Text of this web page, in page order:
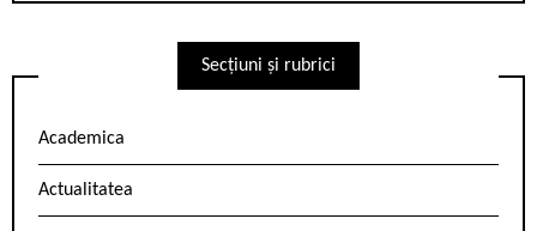
Secțiuni și rubrici
Academica
Actualitatea